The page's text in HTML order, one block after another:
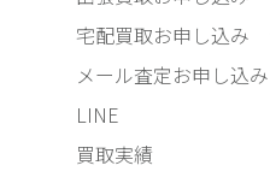
宅配買取お申し込み
メール査定お申し込み
LINE
買取実績